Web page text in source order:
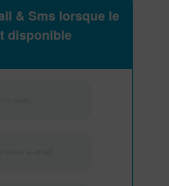
& Sms lorsque le
disponible